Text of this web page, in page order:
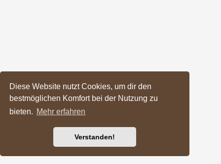
Diese Website nutzt Cookies, um dir den
bestmöglichen Komfort bei der Nutzung zu
bieten. Mehr erfahren
Verstanden!